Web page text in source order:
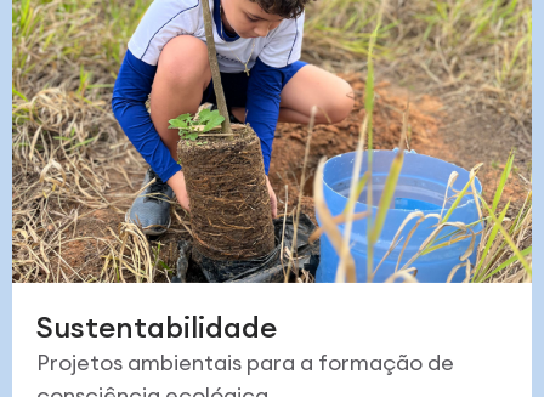
Sustentabilidade
Projetos ambientais para a formação de